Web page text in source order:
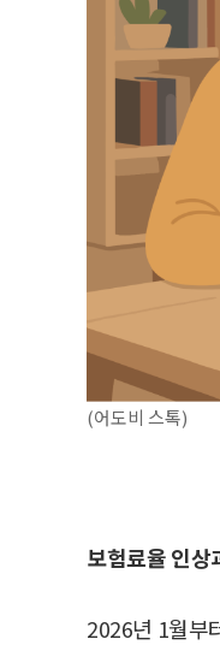
(어도비 스톡)
보험료율 인상
2026년 1월부